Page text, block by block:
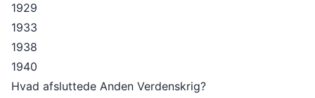
1929
1933
1938
1940
Hvad afsluttede Anden Verdenskrig?